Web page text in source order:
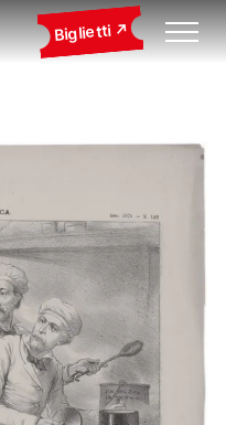
Biglietti